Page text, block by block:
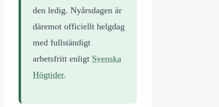
den ledig. Nyårsdagen är
däremot officiellt helgdag
med fullständigt
arbetsfritt enligt Svenska
Högtider.